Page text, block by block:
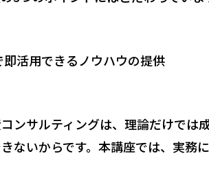
活用できるノウハウの提供
ンサルティングは、理論だけでは
ないからです。本講座では、実務